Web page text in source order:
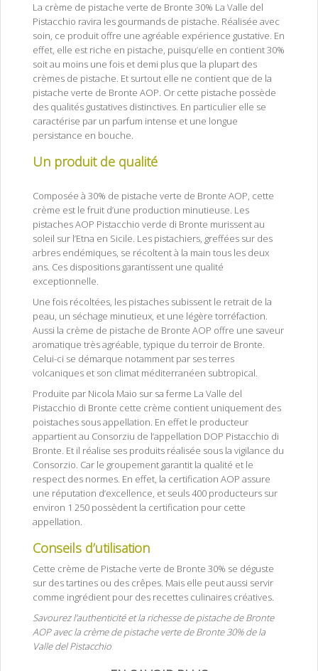
La crème de pistache verte de Bronte 30% La Valle del
Pistacchio ravira les gourmands de pistache. Réalisée avec
soin, ce produit offre une agréable expérience gustative. En
effet, elle est riche en pistache, puisqu’elle en contient 30%
soit au moins une fois et demi plus que la plupart des
crèmes de pistache. Et surtout elle ne contient que de la
pistache verte de Bronte AOP. Or cette pistache possède
des qualités gustatives distinctives. En particulier elle se
caractérise par un parfum intense et une longue
persistance en bouche.
Un produit de qualité
Composée à 30% de pistache verte de Bronte AOP, cette
crème est le fruit d’une production minutieuse. Les
pistaches AOP Pistacchio verde di Bronte murissent au
soleil sur l’Etna en Sicile. Les pistachiers, greffées sur des
arbres endémiques, se récoltent à la main tous les deux
ans. Ces dispositions garantissent une qualité
exceptionnelle.
Une fois récoltées, les pistaches subissent le retrait de la
peau, un séchage minutieux, et une légère torréfaction.
Aussi la crème de pistache de Bronte AOP offre une saveur
aromatique très agréable, typique du terroir de Bronte.
Celui-ci se démarque notamment par ses terres
volcaniques et son climat méditerranéen subtropical.
Produite par Nicola Maio sur sa ferme La Valle del
Pistacchio di Bronte cette crème contient uniquement des
poistaches sous appellation. En effet le producteur
appartient au Consorziu de l’appellation DOP Pistacchio di
Bronte. Et il réalise ses produits réalisée sous la vigilance du
Consorzio. Car le groupement garantit la qualité et le
respect des normes. En effet, la certification AOP assure
une réputation d’excellence, et seuls 400 producteurs sur
environ 1 250 possèdent la certification pour cette
appellation.
Conseils d’utilisation
Cette crème de Pistache verte de Bronte 30% se déguste
sur des tartines ou des crêpes. Mais elle peut aussi servir
comme ingrédient pour des recettes culinaires créatives.
Savourez l’authenticité et la richesse de pistache de Bronte
AOP avec la crème de pistache verte de Bronte 30% de la
Valle del Pistacchio